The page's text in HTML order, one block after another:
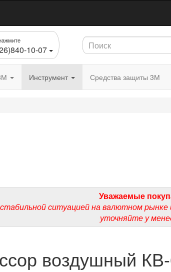
10-07
Инструмент Средства защиты 3М
Уважаемые
ситуацией на валютном
уточняйте у
воздушный